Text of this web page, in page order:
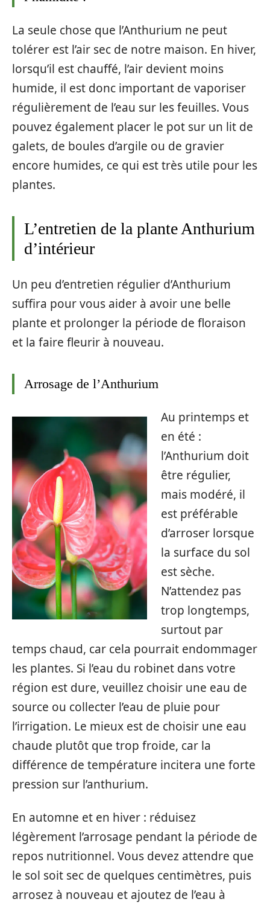
La seule chose que l’Anthurium ne peut
tolérer est l’air sec de notre maison. En hiver,
lorsqu’il est chauffé, l’air devient moins
humide, il est donc important de vaporiser
régulièrement de l’eau sur les feuilles. Vous
pouvez également placer le pot sur un lit de
galets, de boules d’argile ou de gravier
encore humides, ce qui est très utile pour les
plantes.
L’entretien de la plante Anthurium
d’intérieur
Un peu d’entretien régulier d’Anthurium
suffira pour vous aider à avoir une belle
plante et prolonger la période de floraison
et la faire fleurir à nouveau.
Arrosage de l’Anthurium
Au printemps et
en été :
l’Anthurium doit
être régulier,
mais modéré, il
est préférable
d’arroser lorsque
la surface du sol
est sèche.
N’attendez pas
trop longtemps,
surtout par
temps chaud, car cela pourrait endommager
les plantes. Si l’eau du robinet dans votre
région est dure, veuillez choisir une eau de
source ou collecter l’eau de pluie pour
l’irrigation. Le mieux est de choisir une eau
chaude plutôt que trop froide, car la
différence de température incitera une forte
pression sur l’anthurium.
En automne et en hiver : réduisez
légèrement l’arrosage pendant la période de
repos nutritionnel. Vous devez attendre que
le sol soit sec de quelques centimètres, puis
arrosez à nouveau et ajoutez de l’eau à